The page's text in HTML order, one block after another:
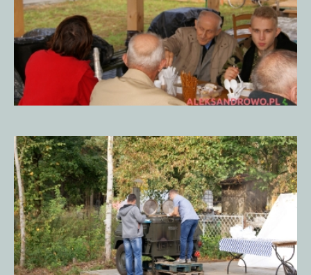
Piknik Historyczny 15.09.20185